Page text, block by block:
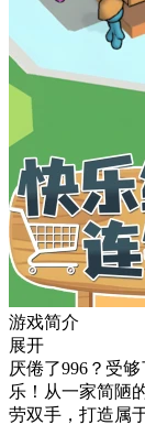
游戏简介
展开
厌倦了996？受
乐！从一家简陋
劳双手，打造属